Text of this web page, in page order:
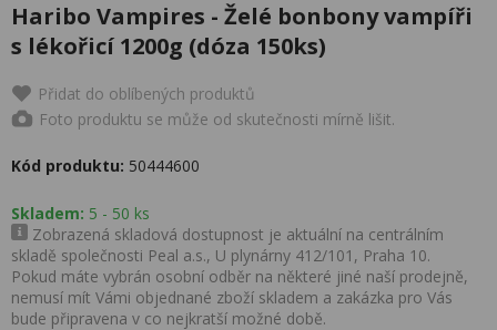
Haribo Vampires - Želé bonbony vampíři
s lékořicí 1200g (dóza 150ks)
Přidat do oblíbených produktů
Foto produktu se může od skutečnosti mírně lišit.
Kód produktu: 50444600
Skladem: 5 - 50 ks
Zobrazená skladová dostupnost je aktuální na centrálním
skladě společnosti Peal a.s., U plynárny 412/101, Praha 10.
Pokud máte vybrán osobní odběr na některé jiné naší prodejně,
nemusí mít Vámi objednané zboží skladem a zakázka pro Vás
bude připravena v co nejkratší možné době.